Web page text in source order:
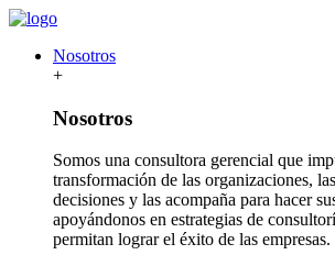
Nosotros
+
Nosotros
Somos una consultora gerencial que
transformación de las organizaciones,
decisiones y las acompaña para hacer
apoyándonos en estrategias de
permitan lograr el éxito de las empresas.